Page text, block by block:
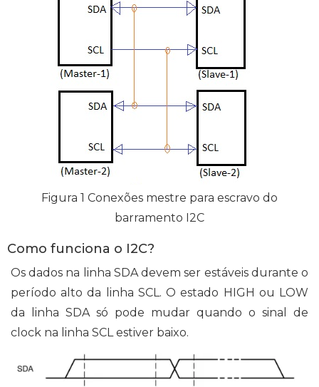
Figura 1 Conexões mestre para escravo do
barramento I2C
Como funciona o I2C?
Os dados na linha SDA devem ser estáveis ​​durante o
período alto da linha SCL. O estado HIGH ou LOW
da linha SDA só pode mudar quando o sinal de
clock na linha SCL estiver baixo.